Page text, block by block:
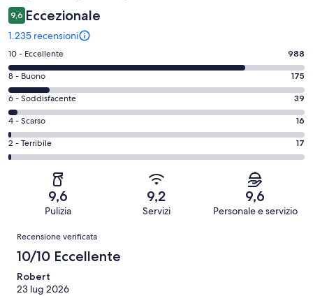
9,6 Eccezionale
1.235 recensioni
Valutazione
di
10
-
Eccellente.
988
su
1235
recensioni
10 - Eccellente 988
Valutazione
di
8
-
Buono.
175
recensioni
8 - Buono 175
Valutazione
di
6
-
Soddisfacente.
recensioni
6 - Soddisfacente 39
Valutazione
di
4
recensioni
4 - Scarso 16
Valutazione
di
Terribile.
su
recensioni
2 - Terribile 17
9,6
Pulizia
9,2
Servizi
9,6
Personale e servizio
Recensioni
Recensione verificata
10/10 Eccellente
Robert
23 lug 2026